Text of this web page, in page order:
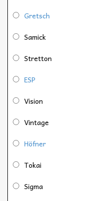
Gretsch
Samick
Stretton
ESP
Vision
Vintage
Höfner
Tokai
Sigma